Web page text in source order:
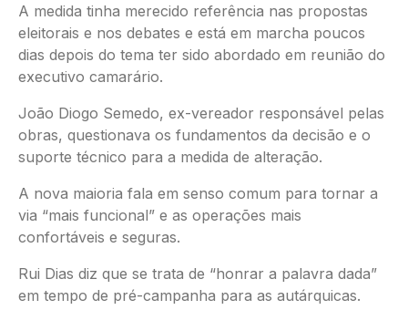
A medida tinha merecido referência nas propostas
eleitorais e nos debates e está em marcha poucos
dias depois do tema ter sido abordado em reunião do
executivo camarário.
João Diogo Semedo, ex-vereador responsável pelas
obras, questionava os fundamentos da decisão e o
suporte técnico para a medida de alteração.
A nova maioria fala em senso comum para tornar a
via “mais funcional” e as operações mais
confortáveis e seguras.
Rui Dias diz que se trata de “honrar a palavra dada”
em tempo de pré-campanha para as autárquicas.